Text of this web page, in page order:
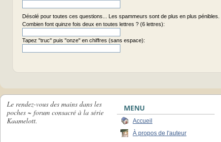
Désolé pour toutes ces questions... Les spammeurs sont de plus en plus pénibles.
Combien font quinze fois deux en toutes lettres ? (6 lettres):
Tapez "truc" puis "onze" en chiffres (sans espace):
Le rendez-vous des mains dans les
poches ~ forum consacré à la série
Kaamelott.
MENU
Accueil
À propos de l'auteur